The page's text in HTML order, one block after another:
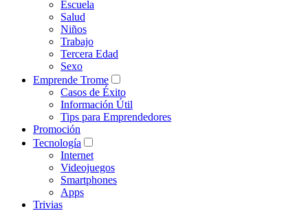
Escuela
Salud
Niños
Trabajo
Tercera Edad
Sexo
Emprende Trome
Casos de Éxito
Información Útil
Tips para Emprendedores
Promoción
Tecnología
Internet
Videojuegos
Smartphones
Apps
Trivias